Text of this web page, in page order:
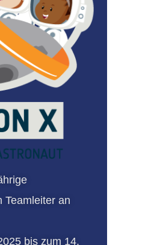
Teamleiter an
bis zum 14.